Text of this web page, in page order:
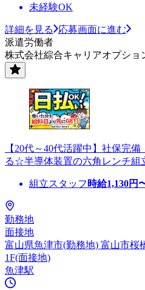
未経験OK
詳細を見る
応募画面に進む
派遣労働者
株式会社綜合キャリアオプショ
【20代～40代活躍中】社保完
る☆半導体装置の六角レンチ組
組立スタッフ 時給1,130円
勤務地
面接地
富山県魚津市(勤務地) 富山市桜
1F(面接地)
魚津駅